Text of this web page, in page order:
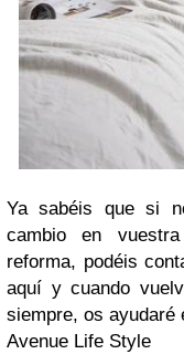
Ya sabéis que si
cambio en
reforma, podéis
aquí y cuando
siempre, os ayudaré
Avenue Life Style